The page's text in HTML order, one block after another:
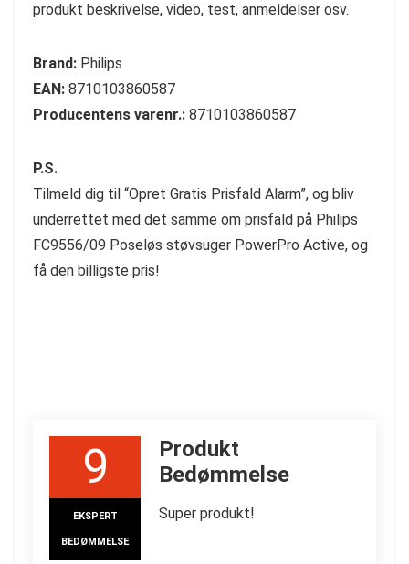
produkt beskrivelse, video, test, anmeldelser osv.
Brand: Philips
EAN: 8710103860587
Producentens varenr.: 8710103860587
P.S.
Tilmeld dig til “Opret Gratis Prisfald Alarm”, og bliv
underrettet med det samme om prisfald på Philips
FC9556/09 Poseløs støvsuger PowerPro Active, og
få den billigste pris!
9
EKSPERT
BEDØMMELSE
Produkt
Bedømmelse
Super produkt!